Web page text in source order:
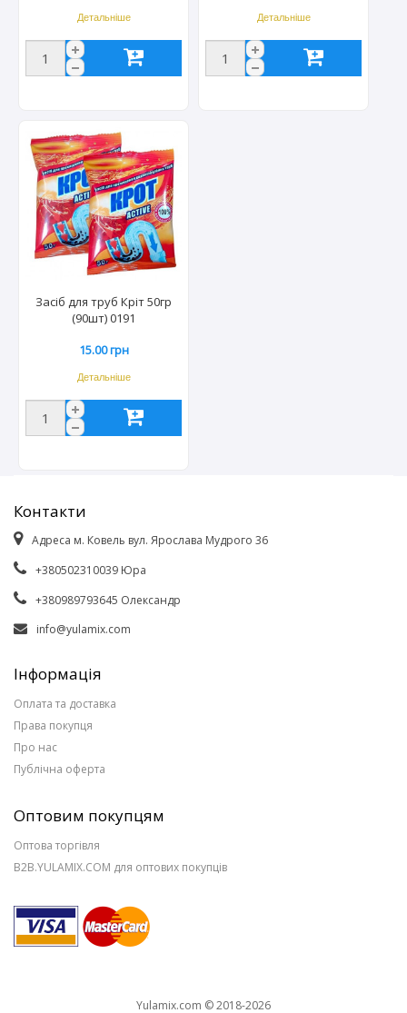
Детальніше Детальніше
Засіб для труб Кріт 50гр
(90шт) 0191
15.00 грн
Детальніше
Контакти
Адреса м. Ковель вул. Ярослава Мудрого 36
+380502310039 Юра
+380989793645 Олександр
info@yulamix.com
Інформація
Оплата та доставка
Права покупця
Про нас
Публічна оферта
Оптовим покупцям
Оптова торгівля
B2B.YULAMIX.COM для оптових покупців
Yulamix.com © 2018-2026